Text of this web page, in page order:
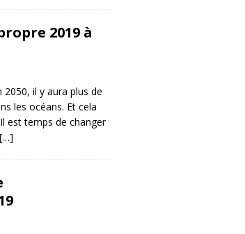
2019 à
il y aura plus de
les océans. Et cela
est temps de changer
[…]